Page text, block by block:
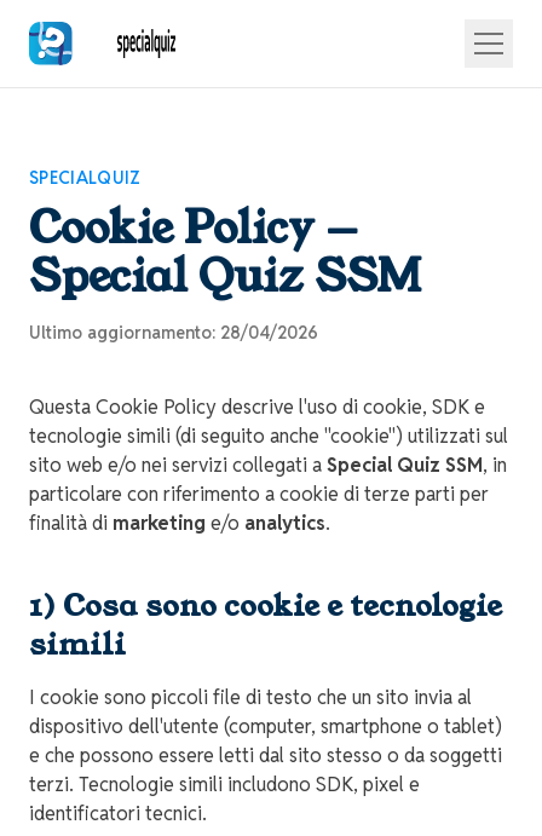
SPECIALQUIZ
Cookie Policy —
Special Quiz SSM
Ultimo aggiornamento: 28/04/2026
Questa Cookie Policy descrive l'uso di cookie, SDK e
tecnologie simili (di seguito anche "cookie") utilizzati sul
sito web e/o nei servizi collegati aSpecial Quiz SSM, in
particolare con riferimento a cookie di terze parti per
finalità di marketing e/o analytics.
1) Cosa sono cookie e tecnologie
simili
I cookie sono piccoli file di testo che un sito invia al
dispositivo dell'utente (computer, smartphone o tablet)
e che possono essere letti dal sito stesso o da soggetti
terzi. Tecnologie simili includono SDK, pixel e
identificatori tecnici.